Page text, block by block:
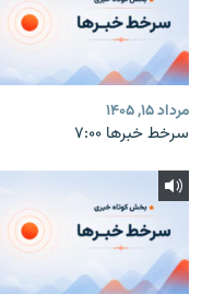
مرداد ۱۵, ۱۴۰۵
سرخط خبرها ۷:۰۰